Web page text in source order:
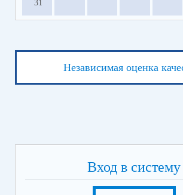
31
Независимая оценка
Вход в систему